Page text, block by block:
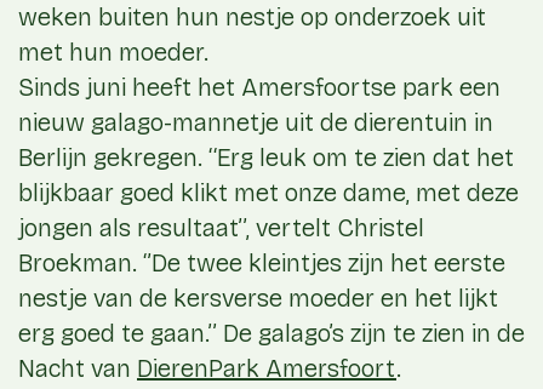
weken buiten hun nestje op onderzoek uit
met hun moeder.
Sinds juni heeft het Amersfoortse park een
nieuw galago-mannetje uit de dierentuin in
Berlijn gekregen. ‘‘Erg leuk om te zien dat het
blijkbaar goed klikt met onze dame, met deze
jongen als resultaat’’, vertelt Christel
Broekman. ‘’De twee kleintjes zijn het eerste
nestje van de kersverse moeder en het lijkt
erg goed te gaan.’’ De galago’s zijn te zien in de
Nacht van DierenPark Amersfoort.